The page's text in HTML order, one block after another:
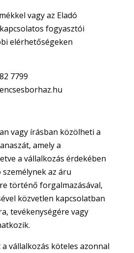
vagy az Eladó
fogyasztói
elérhetőségeken
7799
vagy írásban közölheti a
amely a
a vállalkozás érdekében
az áru
történő forgalmazásával,
közvetlen kapcsolatban
tevékenységére vagy
vállalkozás köteles azonnal